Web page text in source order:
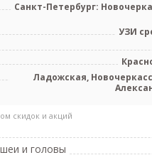
Санкт-Петербург:
УЗИ
Ладожская,
скидок и акций
и головы